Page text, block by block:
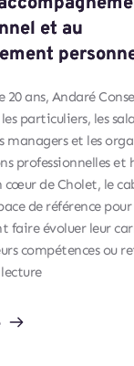
et au
20 ans, Andaré
particuliers, les
managers et les
professionnelles et
cœur de Cholet, le
de référence
faire évoluer leur
compétences ou
Andaré